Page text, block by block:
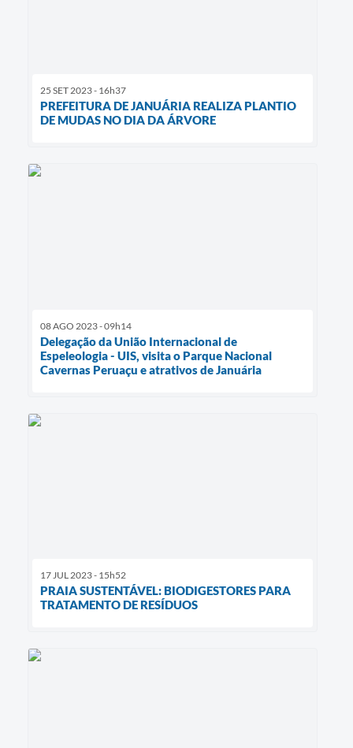
25 SET 2023 - 16h37
PREFEITURA DE JANUÁRIA REALIZA PLANTIO
DE MUDAS NO DIA DA ÁRVORE
08 AGO 2023 - 09h14
Delegação da União Internacional de
Espeleologia - UIS, visita o Parque Nacional
Cavernas Peruaçu e atrativos de Januária
17 JUL 2023 - 15h52
PRAIA SUSTENTÁVEL: BIODIGESTORES PARA
TRATAMENTO DE RESÍDUOS